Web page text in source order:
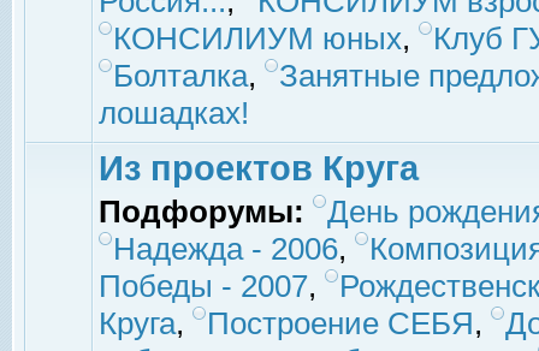
КОНСИЛИУМ юных,
Клуб
Болталка,
Занятные
лошадках!
Из проектов Круга
Подфорумы:
День
Надежда - 2006,
Победы - 2007,
Круга, Построение СЕБЯ,